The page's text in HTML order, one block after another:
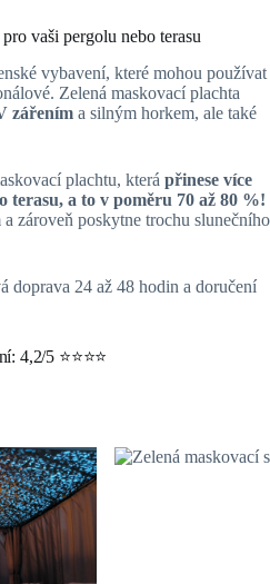
vaši pergolu nebo terasu
vybavení, které mohou používat
Zelená maskovací plachta
zářením a silným horkem, ale také
plachtu, která přinese více
terasu, a to v poměru 70 až 80 %!
zároveň poskytne trochu slunečního
doprava 24 až 48 hodin a doručení
4,2/5 ⭐⭐⭐⭐